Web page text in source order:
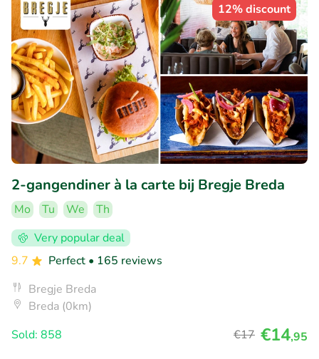
12% discount
2-gangendiner à la carte bij Bregje Breda
Mo Tu We
Th
Very popular deal
9.7
Perfect • 165 reviews
Bregje Breda
Breda (0km)
Sold: 858
€17 €14,95